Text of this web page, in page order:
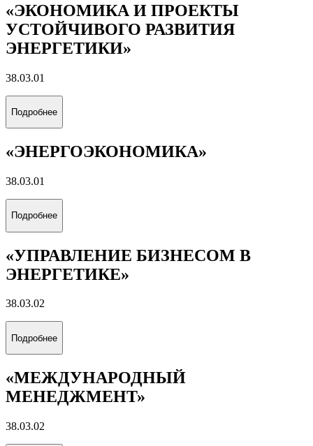
«ЭКОНОМИКА И ПРОЕКТЫ
УСТОЙЧИВОГО РАЗВИТИЯ
ЭНЕРГЕТИКИ»
38.03.01
Подробнее
«ЭНЕРГОЭКОНОМИКА»
38.03.01
Подробнее
«УПРАВЛЕНИЕ БИЗНЕСОМ В
ЭНЕРГЕТИКЕ»
38.03.02
Подробнее
«МЕЖДУНАРОДНЫЙ
МЕНЕДЖМЕНТ»
38.03.02